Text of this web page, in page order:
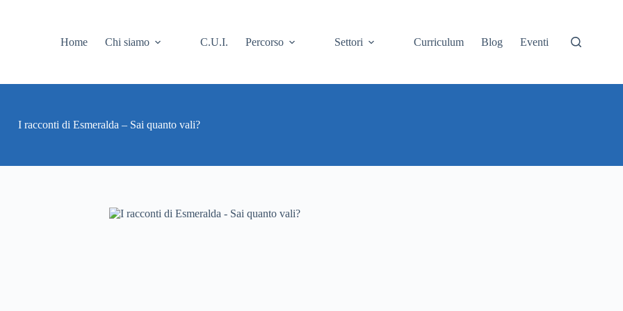
Home
Chi siamo C.U.I. Percorso Settori Curriculum Blog Eventi
I racconti di Esmeralda – Sai quanto vali?